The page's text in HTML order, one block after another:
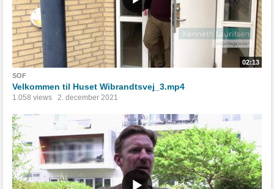
02:13
SOF
Velkommen til Huset Wibrandtsvej_3.mp4
1.058 views 2. december 2021